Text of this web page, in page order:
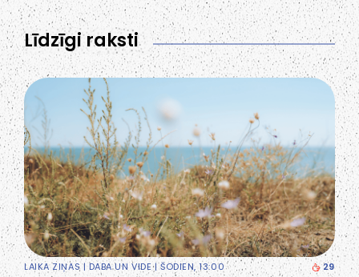
Līdzīgi raksti
LAIKA ZIŅAS| DABA UN VIDE| ŠODIEN, 13:00 29